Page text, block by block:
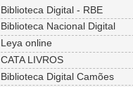
Biblioteca Digital - RBE
Biblioteca Nacional Digital
Leya online
CATA LIVROS
Biblioteca Digital Camões